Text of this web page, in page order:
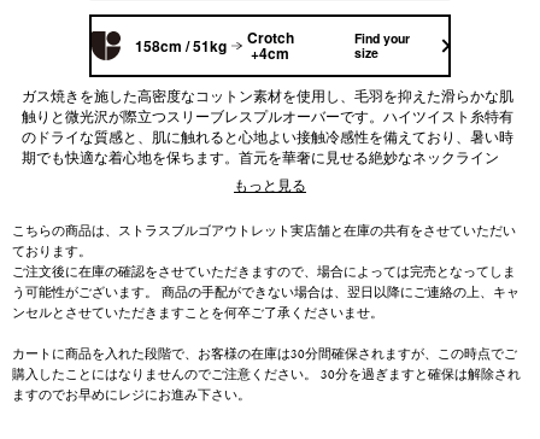
158cm / 51kg Crotch
+4cm
Find your
size
ガス焼きを施した高密度なコットン素材を使用し、毛羽を抑えた滑らかな肌
触りと微光沢が際立つスリーブレスプルオーバーです。ハイツイスト糸特有
のドライな質感と、肌に触れると心地よい接触冷感性を備えており、暑い時
期でも快適な着心地を保ちます。首元を華奢に見せる絶妙なネックライン
と、肩先まで優しく覆うスクエアなシルエットが、一枚で着用した際も安心
絞ることでブラウジングが可能になっており、結ばずに垂らせば後ろ丈がゆ
るやかに長くなるカーブを描き、異なる表情を楽しめるのが魅力です。カジ
ュアルな日常着としてはもちろん、構築的なフォルムが知的な印象を与え、
ボトムスを選ばず洗練されたコーディネートを支えます。
もっと見る
こちらの商品は、ストラスブルゴアウトレット実店舗と在庫の共有をさせていただい
ております。
ご注文後に在庫の確認をさせていただきますので、場合によっては完売となってしま
う可能性がございます。 商品の手配ができない場合は、翌日以降にご連絡の上、キャ
ンセルとさせていただきますことを何卒ご了承くださいませ。
カートに商品を入れた段階で、お客様の在庫は30分間確保されますが、この時点でご
購入したことにはなりませんのでご注意ください。 30分を過ぎますと確保は解除され
ますのでお早めにレジにお進み下さい。